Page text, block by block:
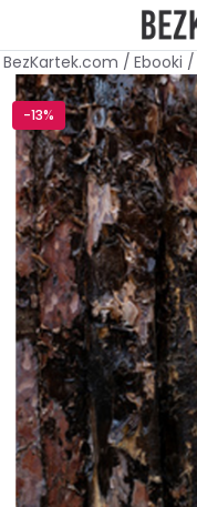
BezKartek.com / Ebooki /
-13%